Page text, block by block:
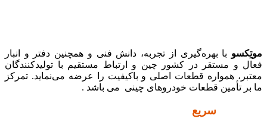
موتِکسو با بهره‌گیری از تجربه، دانش فنی و همچنین دفتر و انبار
فعال و مستقر در کشور چین و ارتباط مستقیم با تولیدکنندگان
معتبر، همواره قطعات اصلی و باکیفیت را عرضه می‌نماید. تمرکز
ما بر تأمین قطعات خودروهای چینی می باشد .
سریع